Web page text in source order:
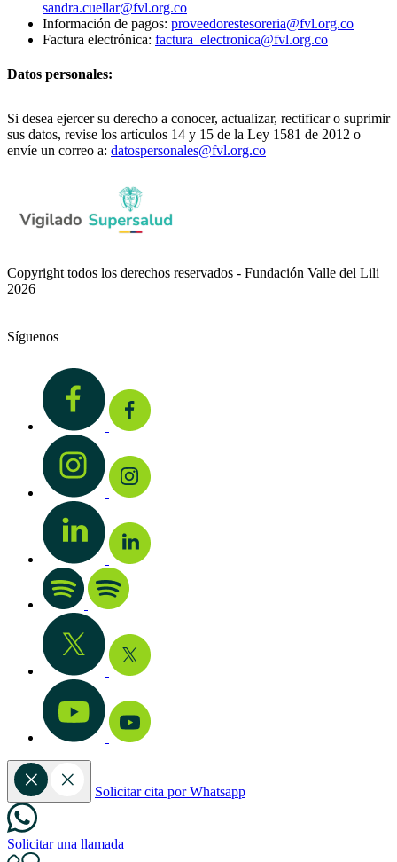
sandra.cuellar@fvl.org.co
Información de pagos: proveedorestesoreria@fvl.org.co
Factura electrónica: factura_electronica@fvl.org.co
Datos personales:
Si desea ejercer su derecho a conocer, actualizar, rectificar o suprimir
sus datos, revise los artículos 14 y 15 de la Ley 1581 de 2012 o
envíe un correo a: datospersonales@fvl.org.co
Copyright todos los derechos reservados - Fundación Valle del Lili
2026
Síguenos
Solicitar cita por Whatsapp
Solicitar una llamada